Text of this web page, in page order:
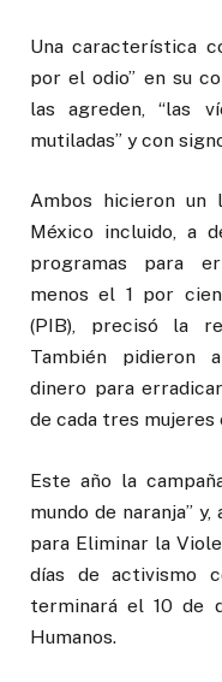
Una característica
por el odio” en su
las agreden, “las
mutiladas” y con
Ambos hicieron un
México incluido, a
programas para
menos el 1 por
(PIB), precisó la
También pidieron
dinero para
de cada tres mujeres
Este año la
mundo de naranja”
para Eliminar la
días de activismo
terminará el 10 de
Humanos.